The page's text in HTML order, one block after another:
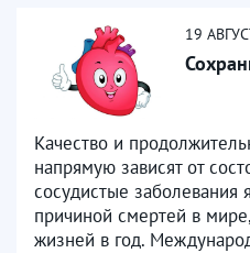
19
Качество и
напрямую зависят от
сосудистые заболевания
причиной смертей в
жизней в год.